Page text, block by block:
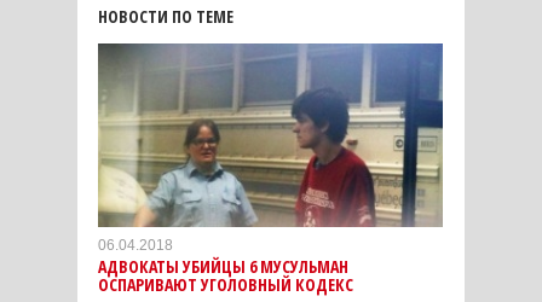
НОВОСТИ ПО ТЕМЕ
06.04.2018
АДВОКАТЫ УБИЙЦЫ 6 МУСУЛЬМАН
ОСПАРИВАЮТ УГОЛОВНЫЙ КОДЕКС